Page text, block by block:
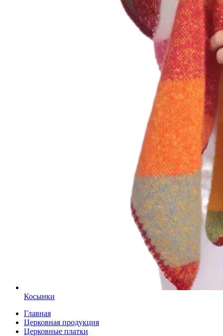
Косынки
Главная
Церковная продукция
Церковные платки